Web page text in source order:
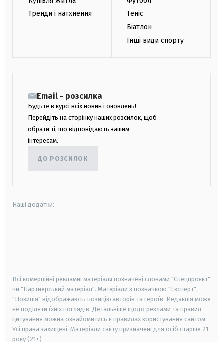
Тренди і натхнення
Теніс
Біатлон
Інші види спорту
Email - розсилка
Будьте в курсі всіх новин і оновлень!
Перейдіть на сторінку наших розсилок, щоб
обрати ті, що відповідають вашим
інтересам.
ДО РОЗСИЛОК
Наші додатки:
Всі комерційні рекламні матеріали позначені словами "Спецпроєкт"
чи "Партнерський матеріал". Матеріали з позначкою "Експерт",
"Позиція" відображають позицію авторів та героїв. Редакція може
не поділяти їхніх поглядів. Детальніше щодо реклами та правил
цитування можна ознайомитись в правилах користування сайтом.
Усі права захищені. Матеріали сайту призначені для осіб старше 21
року (21+)